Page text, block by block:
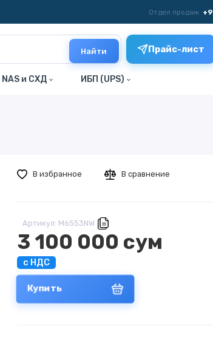
Отдел продаж
Найти Прайс-лист
NAS и СХД ИБП (UPS)
Артикул: M6553NW
3 100 000 сум
с НДС
Купить
В избранное В сравнение